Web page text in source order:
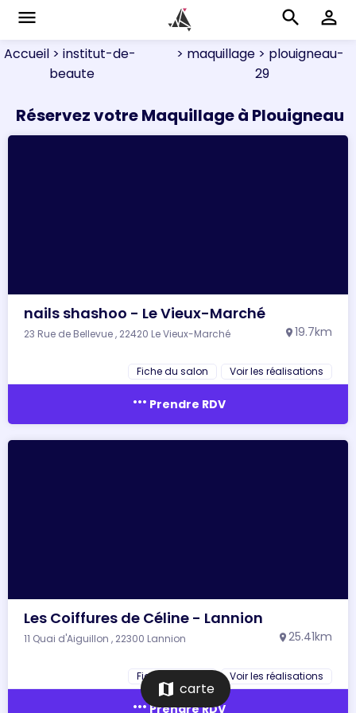
menu search perm_identity
Accueil > institut-de-
beaute
> maquillage> plouigneau-
29
Réservez votre Maquillage à Plouigneau
nails shashoo - Le Vieux-Marché
23 Rue de Bellevue , 22420 Le Vieux-Marché location_on 19.7km
Fiche du salon Voir les réalisations
more_horiz Prendre RDV
Les Coiffures de Céline - Lannion
11 Quai d'Aiguillon , 22300 Lannion location_on 25.41km
Fiche du salon Voir les réalisations
more_horizPrendre RDV
map carte